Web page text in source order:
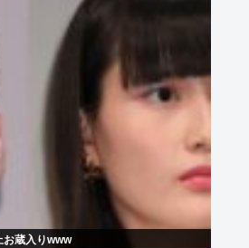
お蔵入りwww